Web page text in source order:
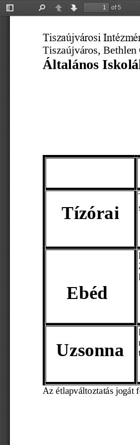
Toggle
PreviousNext
of 5
Tiszaújvárosi
Tiszaújváros, Bethlen
Általános
Tízórai
Ebéd
Uzsonna
Az étlapváltoztatás jogát